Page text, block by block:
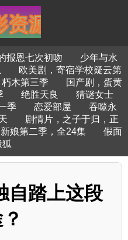
报恩七次初吻
少年与水
欧美剧，寄宿学校疑云第
朽木第三季
国产剧，蛋黄
绝胜天良
猜谜女士
季 恋爱部屋
吞噬永
剧情片，之子于归，正
娘第二季，全24集
假面
自踏上这段